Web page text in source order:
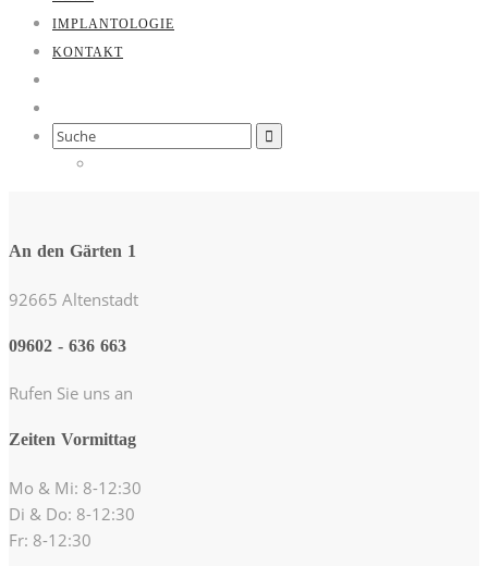
IMPLANTOLOGIE
KONTAKT
Search
for:
An den Gärten 1
92665 Altenstadt
09602 - 636 663
Rufen Sie uns an
Zeiten Vormittag
Mo & Mi: 8-12:30
Di & Do: 8-12:30
Fr: 8-12:30